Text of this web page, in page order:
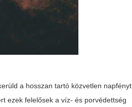
a hosszan tartó közvetlen napfényt
ezek felelősek a víz- és porvédettség